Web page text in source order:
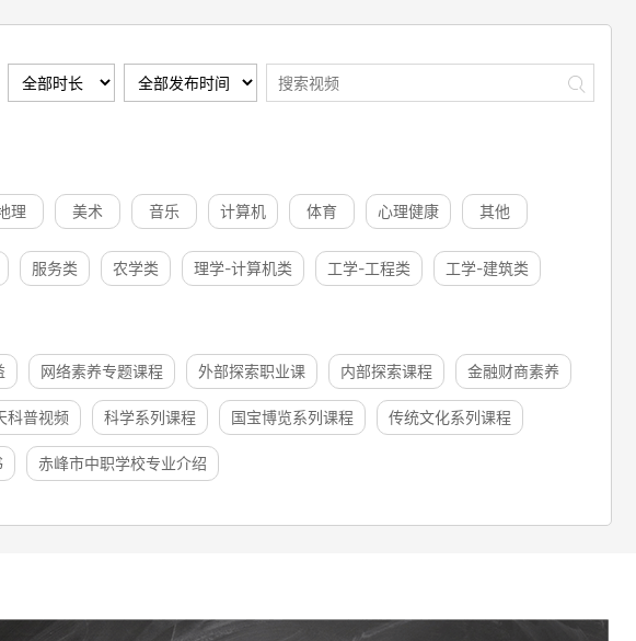
理 美术 音乐 计算机 体育 心理健康 其他
服务类 农学类 理学-计算机类 工学-工程类 工学-建筑类
网络素养专题课程 外部探索职业课 内部探索课程 金融财商素养
科普视频 科学系列课程 国宝博览系列课程 传统文化系列课程
赤峰市中职学校专业介绍